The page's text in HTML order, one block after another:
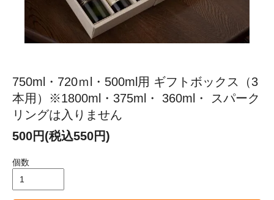
750ml・720ｍl・500ml用 ギフトボックス（3
本用）※1800ml・375ml・ 360ml・ スパーク
リングは入りません
500円(税込550円)
個数